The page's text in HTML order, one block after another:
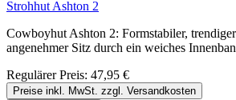
Strohhut Ashton 2
Cowboyhut Ashton 2: Formstabiler,
angenehmer Sitz durch ein weiches
Regulärer Preis: 47,95 €
Preise inkl. MwSt. zzgl. Versandkosten